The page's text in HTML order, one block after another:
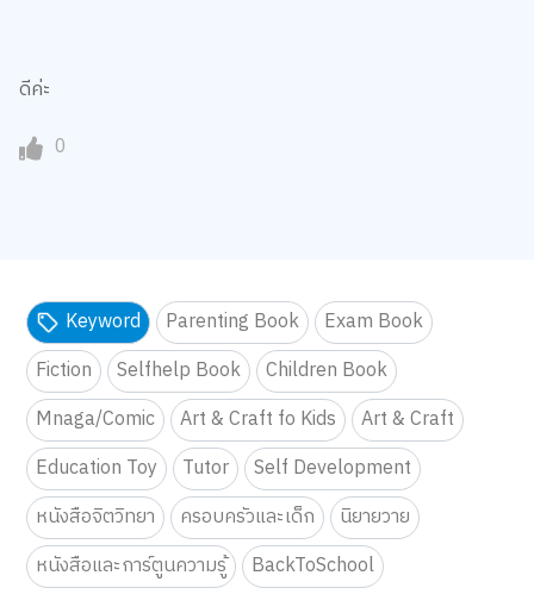
ดีค่ะ
0
Keyword Parenting Book
Exam Book
Fiction
Selfhelp Book
Children Book
Mnaga/Comic
Art & Craft fo Kids
Art & Craft
Education Toy
Tutor
Self Development
หนังสือจิตวิทยา
ครอบครัวและเด็ก
นิยายวาย
หนังสือและการ์ตูนความรู้
BackToSchool